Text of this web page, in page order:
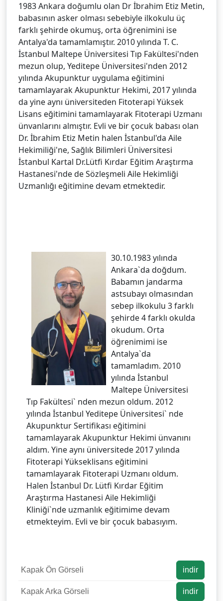
1983 Ankara doğumlu olan Dr İbrahim Etiz Metin,
babasının asker olması sebebiyle ilkokulu üç
farklı şehirde okumuş, orta öğrenimini ise
Antalya'da tamamlamıştır. 2010 yılında T. C.
İstanbul Maltepe Üniversitesi Tıp Fakültesi'nden
mezun olup, Yeditepe Üniversitesi'nden 2012
yılında Akupunktur uygulama eğitimini
tamamlayarak Akupunktur Hekimi, 2017 yılında
da yine aynı üniversiteden Fitoterapi Yüksek
Lisans eğitimini tamamlayarak Fitoterapi Uzmanı
ünvanlarını almıştır. Evli ve bir çocuk babası olan
Dr. İbrahim Etiz Metin halen İstanbul'da Aile
Hekimiliği'ne, Sağlık Bilimleri Üniversitesi
İstanbul Kartal Dr.Lütfi Kırdar Eğitim Araştırma
Hastanesi'nde de Sözleşmeli Aile Hekimliği
Uzmanlığı eğitimine devam etmektedir.
30.10.1983 yılında
Ankara`da doğdum.
Babamın jandarma
astsubayı olmasından
sebep ilkokulu 3 farklı
şehirde 4 farklı okulda
okudum. Orta
öğrenimimi ise
Antalya`da
tamamladım. 2010
yılında İstanbul
Maltepe Üniversitesi
Tıp Fakültesi` nden mezun oldum. 2012
yılında İstanbul Yeditepe Üniversitesi` nde
Akupunktur Sertifikası eğitimini
tamamlayarak Akupunktur Hekimi ünvanını
aldım. Yine aynı üniversitede 2017 yılında
Fitoterapi Yükseklisans eğitimini
tamamlayarak Fitoterapi Uzmanı oldum.
Halen İstanbul Dr. Lütfi Kırdar Eğitim
Araştırma Hastanesi Aile Hekimliği
Kliniği`nde uzmanlık eğitimime devam
etmekteyim. Evli ve bir çocuk babasıyım.
Kapak Ön Görseli indir
Kapak Arka Görseli indir